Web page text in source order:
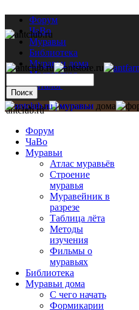
Форум
ЧаВо
Муравьи
Библиотека
Муравьи дома
Мастерская
Каталог
antclub.ru
Форум
ЧаВо
Муравьи
Атлас муравьёв
Строение
муравья
Муравейник в
разрезе
Таблица лёта
Методы
изучения
Фильмы о
муравьях
Библиотека
Муравьи дома
С чего начать
Формикарии